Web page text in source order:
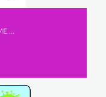
Secundaria, LUIS MARÍA SANZ CERVI, JAIME MATUTE PORRAS y ARNAU MATEO JARA